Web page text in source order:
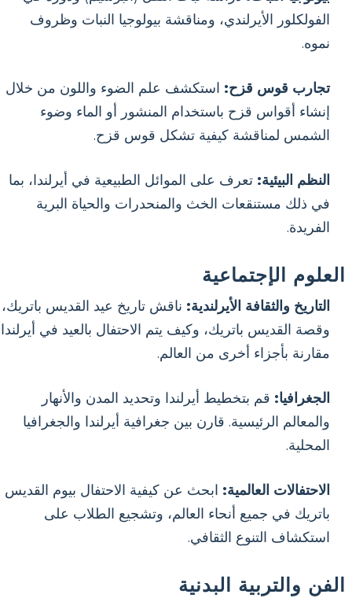
الفولكلور الأيرلندي، ومناقشة بيولوجيا النبات وظروف
نموه.
تجارب قوس قزح: استكشف علم الضوء واللون من خلال
إنشاء أقواس قزح باستخدام المنشور أو الماء وضوء
الشمس لمناقشة كيفية تشكل قوس قزح.
النظم البيئية: تعرف على الموائل الطبيعية في أيرلندا، بما
في ذلك مستنقعات الخث والمنحدرات والحياة البرية
الفريدة.
العلوم الإجتماعية
التاريخ والثقافة الأيرلندية: ناقش تاريخ عيد القديس باتريك،
وقصة القديس باتريك، وكيف يتم الاحتفال بالعيد في أيرلندا
مقارنة بأجزاء أخرى من العالم.
الجغرافيا: قم بتخطيط أيرلندا وتحديد المدن والأنهار
والمعالم الرئيسية. قارن بين جغرافية أيرلندا والجغرافيا
المحلية.
الاحتفالات العالمية: ابحث عن كيفية الاحتفال بيوم القديس
باتريك في جميع أنحاء العالم، وتشجيع الطلاب على
استكشاف التنوع الثقافي.
الفن والتربية البدنية